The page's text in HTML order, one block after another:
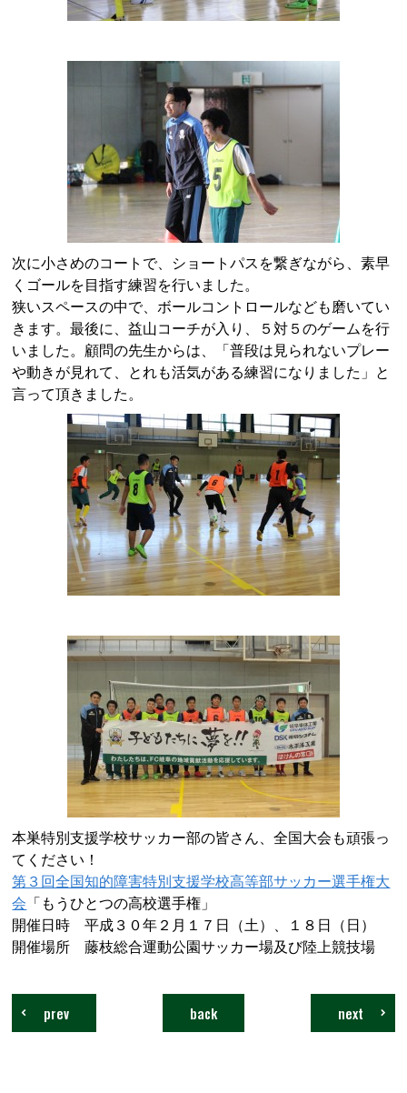
次に小さめのコートで、ショートパスを繋ぎながら、素早
くゴールを目指す練習を行いました。
狭いスペースの中で、ボールコントロールなども磨いてい
きます。最後に、益山コーチが入り、５対５のゲームを行
いました。顧問の先生からは、「普段は見られないプレー
や動きが見れて、とれも活気がある練習になりました」と
言って頂きました。
本巣特別支援学校サッカー部の皆さん、全国大会も頑張っ
てください！
第３回全国知的障害特別支援学校高等部サッカー選手権大
会 「もうひとつの高校選手権」
開催日時 平成３０年２月１７日（土）、１８日（日）
開催場所 藤枝総合運動公園サッカー場及び陸上競技場
next
back
prev